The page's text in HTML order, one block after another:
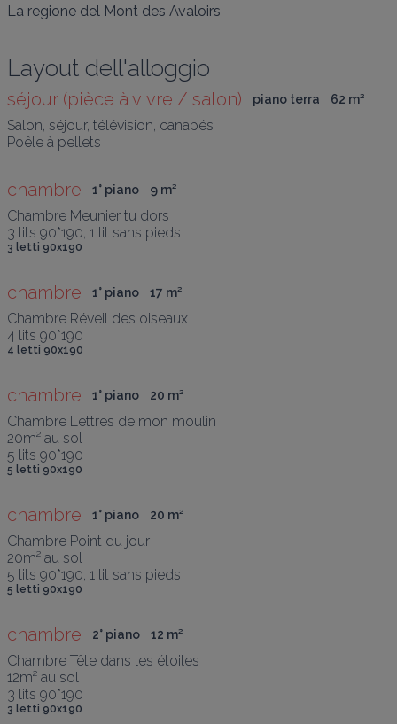
La regione del Mont des Avaloirs
Layout dell'alloggio
séjour (pièce à vivre / salon) piano terra 62 m²
Salon, séjour, télévision, canapés
Poêle à pellets
chambre 1° piano 9 m²
Chambre Meunier tu dors
3 lits 90*190, 1 lit sans pieds
3 letti 90x190
chambre 1° piano 17 m²
Chambre Réveil des oiseaux
4 lits 90*190
4 letti 90x190
chambre 1° piano 20 m²
Chambre Lettres de mon moulin
20m² au sol
5 lits 90*190
5 letti 90x190
chambre 1° piano 20 m²
Chambre Point du jour
20m² au sol
5 lits 90*190, 1 lit sans pieds
5 letti 90x190
chambre 2° piano 12 m²
Chambre Tête dans les étoiles
12m² au sol
3 lits 90*190
3 letti 90x190